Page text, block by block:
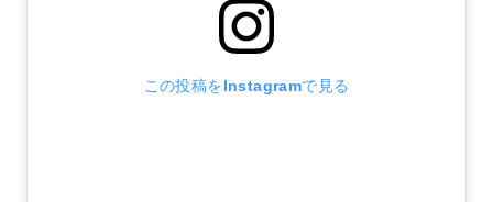
この投稿をInstagramで見る